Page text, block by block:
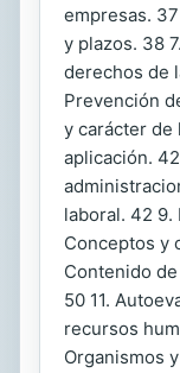
empresas.
y plazos. 38
derechos de
Prevención
y carácter de
aplicación.
laboral. 42 9.
Conceptos y
Contenido
50 11.
recursos
Organismos